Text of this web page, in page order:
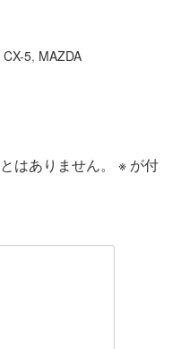
CX-5, MAZDA
はありません。 ※ が付